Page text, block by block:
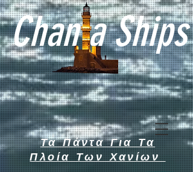
Chan a Ships
Τα Πάντα Για Τα
Πλοία Των Χανίων